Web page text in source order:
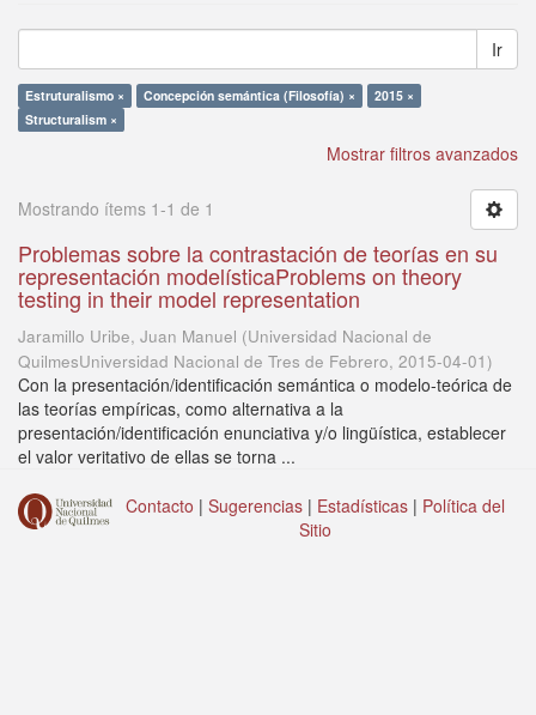
Ir
Estruturalismo × Concepción semántica (Filosofía) ×
2015 ×
Structuralism ×
Mostrar filtros avanzados
Mostrando ítems 1-1 de 1
Problemas sobre la contrastación de teorías en su
representación modelísticaProblems on theory
testing in their model representation
Jaramillo Uribe, Juan Manuel (Universidad Nacional de
QuilmesUniversidad Nacional de Tres de Febrero, 2015-04-01)
Con la presentación/identificación semántica o modelo-teórica de
las teorías empíricas, como alternativa a la
presentación/identificación enunciativa y/o lingüística, establecer
el valor veritativo de ellas se torna ...
Contacto | Sugerencias | Estadísticas | Política del
Sitio